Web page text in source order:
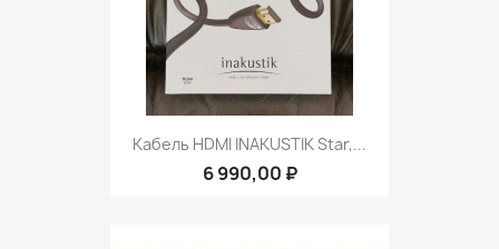
Кабель HDMI INAKUSTIK Star,...
6 990,00 ₽